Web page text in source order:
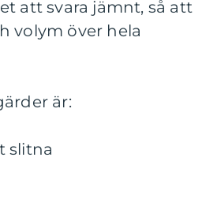
att svara jämnt, så att
volym över hela
är:
slitna